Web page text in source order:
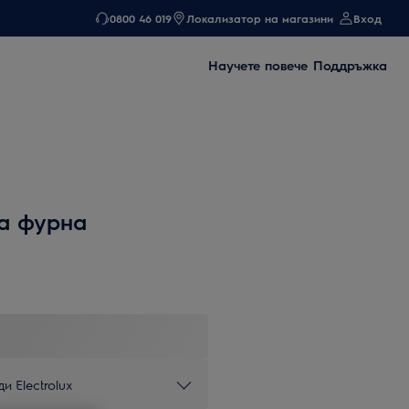
0800 46 019 Локализатор на магазини Вход
Научете повече Поддръжка
фурна
Electrolux